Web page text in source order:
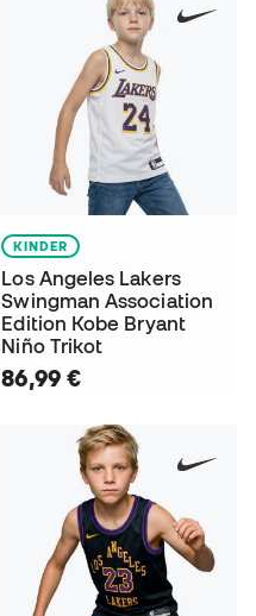
KINDER
Los Angeles Lakers
Swingman Association
Edition Kobe Bryant
Niño Trikot
86,99 €